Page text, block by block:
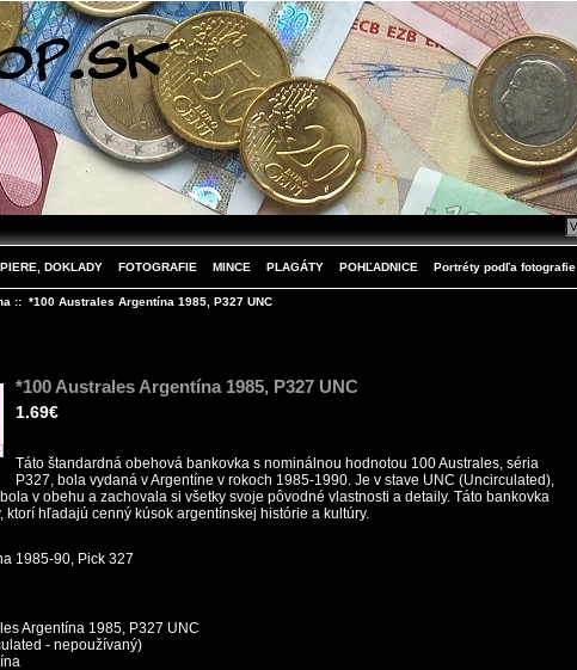
DOKLADY FOTOGRAFIE MINCE PLAGÁTY POHĽADNICE Portréty podľa fotografie
:: *100 Australes Argentína 1985, P327 UNC
*100 Australes Argentína 1985, P327 UNC
1.69€
Táto štandardná obehová bankovka s nominálnou hodnotou 100 Australes, séria
P327, bola vydaná v Argentíne v rokoch 1985-1990. Je v stave UNC (Uncirculated),
v obehu a zachovala si všetky svoje pôvodné vlastnosti a detaily. Táto bankovka
hľadajú cenný kúsok argentínskej histórie a kultúry.
Argentína 1985, P327 UNC
- nepoužívaný)